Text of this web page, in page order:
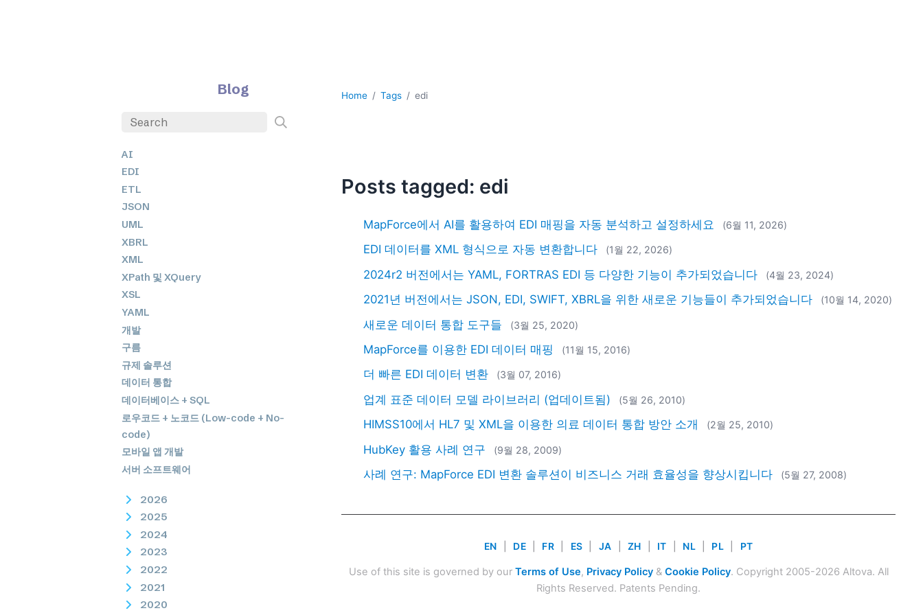
Blog
AI
EDI
ETL
JSON
UML
XBRL
XML
XPath 및 XQuery
XSL
YAML
개발
구름
규제 솔루션
데이터 통합
데이터베이스 + SQL
로우코드 + 노코드 (Low-code + No-
code)
모바일 앱 개발
서버 소프트웨어
2026
2025
2024
2023
2022
2021
2020
Home Tags edi
Posts tagged: edi
MapForce에서 AI를 활용하여 EDI 매핑을 자동 분석하고 설정하세요 (6월 11, 2026)
EDI 데이터를 XML 형식으로 자동 변환합니다 (1월 22, 2026)
2024r2 버전에서는 YAML, FORTRAS EDI 등 다양한 기능이 추가되었습니다 (4월 23, 2024)
2021년 버전에서는 JSON, EDI, SWIFT, XBRL을 위한 새로운 기능들이 추가되었습니다 (10월 14, 2020)
새로운 데이터 통합 도구들 (3월 25, 2020)
MapForce를 이용한 EDI 데이터 매핑 (11월 15, 2016)
더 빠른 EDI 데이터 변환 (3월 07, 2016)
업계 표준 데이터 모델 라이브러리 (업데이트됨) (5월 26, 2010)
HIMSS10에서 HL7 및 XML을 이용한 의료 데이터 통합 방안 소개 (2월 25, 2010)
HubKey 활용 사례 연구 (9월 28, 2009)
사례 연구: MapForce EDI 변환 솔루션이 비즈니스 거래 효율성을 향상시킵니다 (5월 27, 2008)
EN DE FR ES JA ZH IT NL PL PT
Use of this site is governed by our Terms of Use, Privacy Policy& Cookie Policy. Copyright 2005-2026 Altova. All
Rights Reserved. Patents Pending.